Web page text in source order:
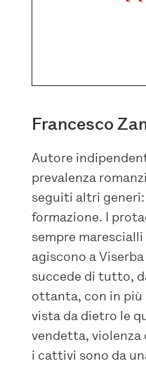
Francesco
Autore
prevalenza
seguiti altri
formazione. I
sempre
agiscono a
succede di tutto,
ottanta, con in
vista da dietro le
vendetta, violenza
i cattivi sono da